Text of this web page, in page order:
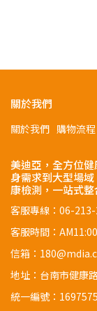
關於我們
關於我們 購物流程
美迪亞，全方位
身需求到大型場
康檢測，一站式整
客服專線：06-
客服時間：
信箱：
地址：台南市健康
統一編號：